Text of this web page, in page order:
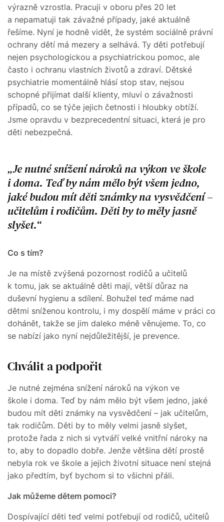
výrazně vzrostla. Pracuji v oboru přes 20 let
a nepamatuji tak závažné případy, jaké aktuálně
řešíme. Nyní je hodně vidět, že systém sociálně právní
ochrany dětí má mezery a selhává. Ty děti potřebují
nejen psychologickou a psychiatrickou pomoc, ale
často i ochranu vlastních životů a zdraví. Dětské
psychiatrie momentálně hlásí stop stav, nejsou
schopné přijímat další klienty, mluví o závažnosti
případů, co se týče jejich četnosti i hloubky obtíží.
Jsme opravdu v bezprecedentní situaci, která je pro
děti nebezpečná.
Je nutné snížení nároků na výkon ve škole
i doma. Teď by nám mělo být všem jedno,
jaké budou mít děti známky na vysvědčení –
učitelům i rodičům. Děti by to měly jasně
slyšet.
Co s tím?
Je na místě zvýšená pozornost rodičů a učitelů
k tomu, jak se aktuálně děti mají, větší důraz na
duševní hygienu a sdílení. Bohužel teď máme nad
dětmi sníženou kontrolu, i my dospělí máme v práci co
dohánět, takže se jim daleko méně věnujeme. To, co
se nabízí jako nyní nejdůležitější, je prevence.
Chválit a podpořit
Je nutné zejména snížení nároků na výkon ve
škole i doma. Teď by nám mělo být všem jedno, jaké
budou mít děti známky na vysvědčení – jak učitelům,
tak rodičům. Děti by to měly velmi jasně slyšet,
protože řada z nich si vytváří velké vnitřní nároky na
to, aby to dopadlo dobře. Jenže většina dětí prostě
nebyla rok ve škole a jejich životní situace není stejná
jako předtím, byť bychom si to všichni přáli.
Jak můžeme dětem pomoci?
Dospívající děti teď velmi potřebují od rodičů, učitelů